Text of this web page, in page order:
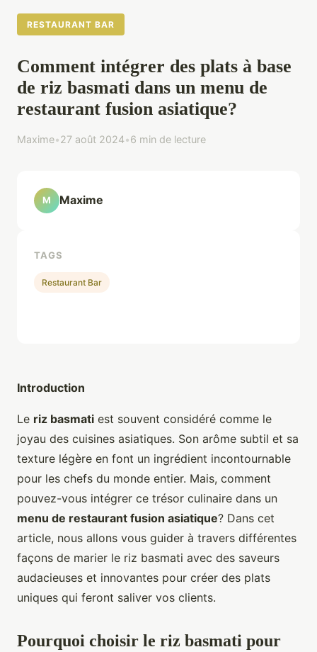
RESTAURANT BAR
Comment intégrer des plats à base
de riz basmati dans un menu de
restaurant fusion asiatique?
Maxime•27 août 2024•6 min de lecture
Introduction
Le riz basmati est souvent considéré comme le
joyau des cuisines asiatiques. Son arôme subtil et sa
texture légère en font un ingrédient incontournable
pour les chefs du monde entier. Mais, comment
pouvez-vous intégrer ce trésor culinaire dans un
menu de restaurant fusion asiatique? Dans cet
article, nous allons vous guider à travers différentes
façons de marier le riz basmati avec des saveurs
audacieuses et innovantes pour créer des plats
uniques qui feront saliver vos clients.
Pourquoi choisir le riz basmati pour
M Maxime
TAGS
Restaurant Bar